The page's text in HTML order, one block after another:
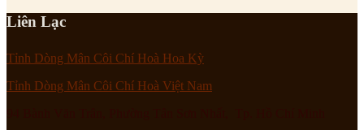
Liên Lạc
Tỉnh Dòng Mân Côi Chí Hoà Hoa Kỳ
Tỉnh Dòng Mân Côi Chí Hoà Việt Nam